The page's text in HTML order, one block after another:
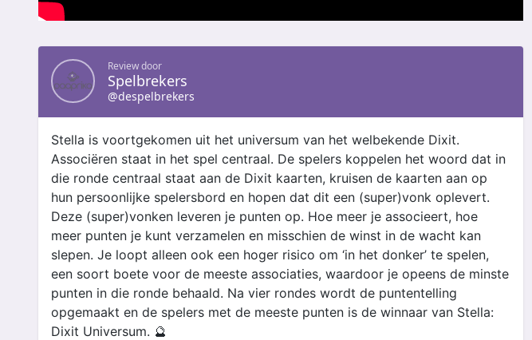
Review door
Spelbrekers
@despelbrekers
Stella is voortgekomen uit het universum van het welbekende Dixit.
Associëren staat in het spel centraal. De spelers koppelen het woord dat in
die ronde centraal staat aan de Dixit kaarten, kruisen de kaarten aan op
hun persoonlijke spelersbord en hopen dat dit een (super)vonk oplevert.
Deze (super)vonken leveren je punten op. Hoe meer je associeert, hoe
meer punten je kunt verzamelen en misschien de winst in de wacht kan
slepen. Je loopt alleen ook een hoger risico om ‘in het donker’ te spelen,
een soort boete voor de meeste associaties, waardoor je opeens de minste
punten in die ronde behaald. Na vier rondes wordt de puntentelling
opgemaakt en de spelers met de meeste punten is de winnaar van Stella:
Dixit Universum. 🔮